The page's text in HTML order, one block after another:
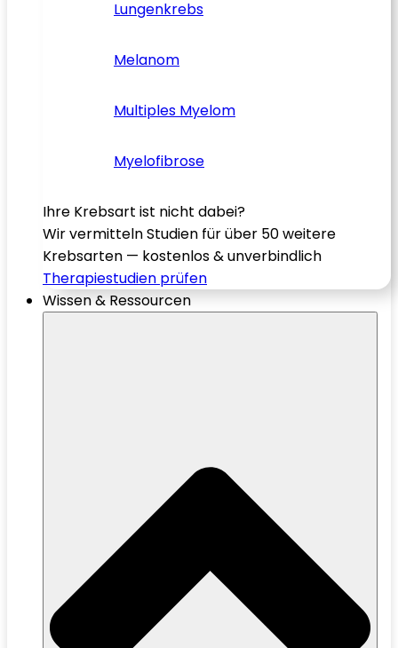
Lungenkrebs
Melanom
Multiples Myelom
Myelofibrose
Ihre Krebsart ist nicht dabei?
Wir vermitteln Studien für über 50 weitere
Krebsarten — kostenlos & unverbindlich
Therapiestudien prüfen
Wissen & Ressourcen